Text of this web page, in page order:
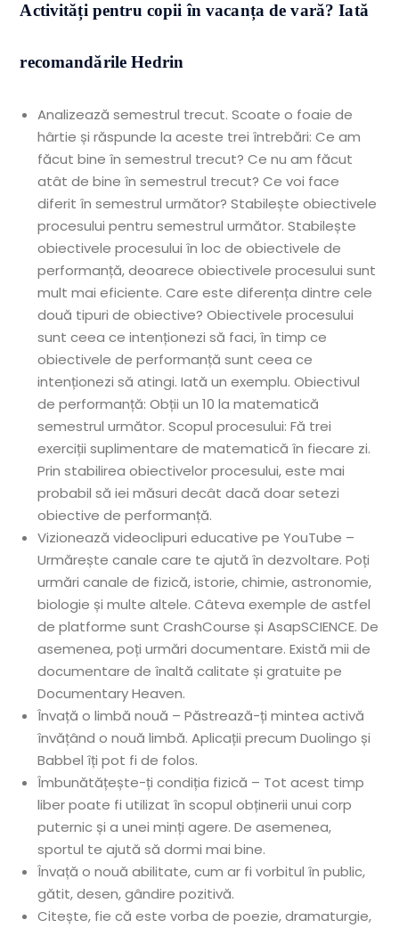
Activități pentru copii în vacanța de vară? Iată
recomandările Hedrin
Analizează semestrul trecut. Scoate o foaie de
hârtie și răspunde la aceste trei întrebări: Ce am
făcut bine în semestrul trecut? Ce nu am făcut
atât de bine în semestrul trecut? Ce voi face
diferit în semestrul următor? Stabilește obiectivele
procesului pentru semestrul următor. Stabilește
obiectivele procesului în loc de obiectivele de
performanță, deoarece obiectivele procesului sunt
mult mai eficiente. Care este diferența dintre cele
două tipuri de obiective? Obiectivele procesului
sunt ceea ce intenționezi să faci, în timp ce
obiectivele de performanță sunt ceea ce
intenționezi să atingi. Iată un exemplu. Obiectivul
de performanță: Obții un 10 la matematică
semestrul următor. Scopul procesului: Fă trei
exerciții suplimentare de matematică în fiecare zi.
Prin stabilirea obiectivelor procesului, este mai
probabil să iei măsuri decât dacă doar setezi
obiective de performanță.
Vizionează videoclipuri educative pe YouTube –
Urmărește canale care te ajută în dezvoltare. Poți
urmări canale de fizică, istorie, chimie, astronomie,
biologie și multe altele. Câteva exemple de astfel
de platforme sunt CrashCourse și AsapSCIENCE. De
asemenea, poți urmări documentare. Există mii de
documentare de înaltă calitate și gratuite pe
Documentary Heaven.
Învață o limbă nouă – Păstrează-ți mintea activă
învățând o nouă limbă. Aplicații precum Duolingo și
Babbel îți pot fi de folos.
Îmbunătățește-ți condiția fizică – Tot acest timp
liber poate fi utilizat în scopul obținerii unui corp
puternic și a unei minți agere. De asemenea,
sportul te ajută să dormi mai bine.
Învață o nouă abilitate, cum ar fi vorbitul în public,
gătit, desen, gândire pozitivă.
Citește, fie că este vorba de poezie, dramaturgie,